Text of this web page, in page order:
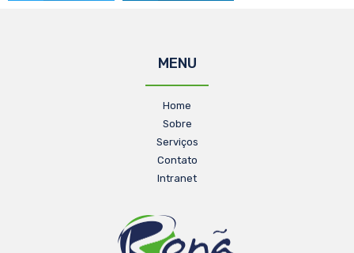
MENU
Home
Sobre
Serviços
Contato
Intranet